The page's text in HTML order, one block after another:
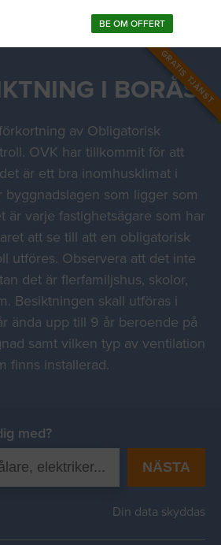
BE OM OFFERT
GRATIS TJÄNST
I BORÅS
av Obligatorisk
OVK har tillkommit för att
är ett bra inomhusklimat i
byggnadslagen som ligger som
är varje fastighetsägare som har
att se till att en obligatorisk
utföres. Observera att det inte
det är flerfamiljshus, skolor,
Besiktningen skall utföras i
ända upp till 9 år beroende på
samt vilken typ av ventilation
finns installerad.
med?
NÄSTA
Din data skyddas